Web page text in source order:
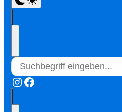
Instagram
Facebook